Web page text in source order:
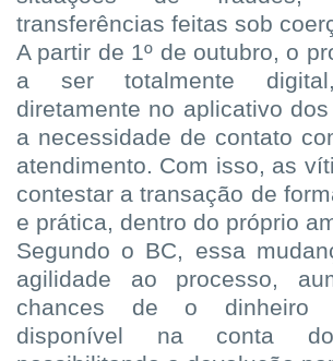
transferências feitas sob
A partir de 1º de outubro, o
a ser totalmente
diretamente no aplicativo
a necessidade de contato
atendimento. Com isso, as
contestar a transação de
e prática, dentro do próprio
Segundo o BC, essa
agilidade ao processo,
chances de o dinheiro
disponível na conta do